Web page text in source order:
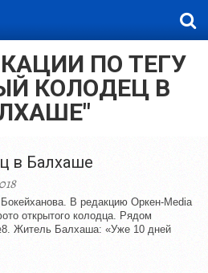
ПО ТЕГУ
КОЛОДЕЦ В
в Балхаше
В редакцию Оркен-Media
открытого колодца. Рядом
Житель Балхаша: «Уже 10 дней